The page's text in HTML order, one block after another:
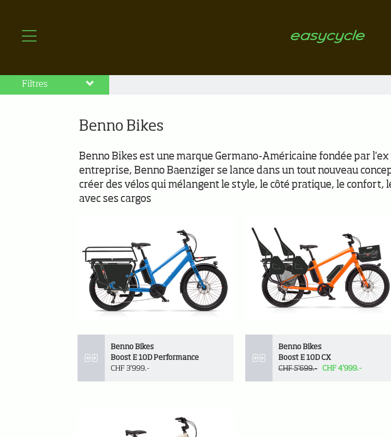
Filtres
Benno Bikes
Benno Bikes est une marque Germano-Américaine fondée par
entreprise, Benno Baenziger se lance dans un tout nouveau
créer des vélos qui mélangent le style, le côté pratique, le
avec ses cargos
Benno Bikes
Boost E 10D Performance
CHF 3'999.-
Benno Bikes
Boost E 10D CX
CHF 5'699.-
CHF 4'999.-